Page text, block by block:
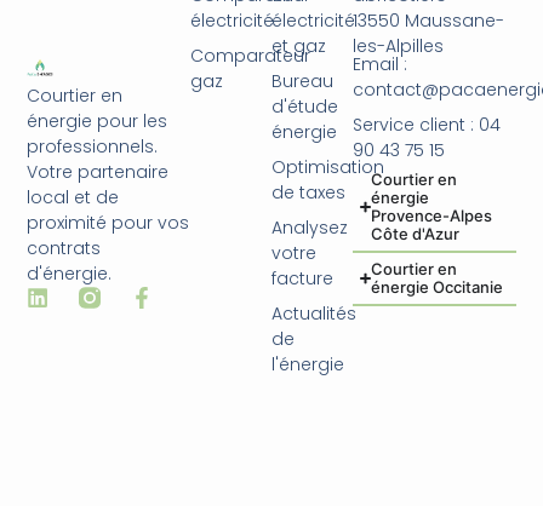
Courtier en
énergie pour les
professionnels.
Votre partenaire
local et de
proximité pour vos
contrats
d'énergie.
électricité
et gaz
Bureau
d'étude
énergie
Optimisation
de taxes
Analysez
votre
facture
Actualités
de
l'énergie
électricité
Comparateur
gaz
13550 Maussane-
les-Alpilles
Email :
Service client : 04
90 43 75 15
Courtier en
énergie
Provence-Alpes
Côte d'Azur
Courtier en
énergie Occitanie